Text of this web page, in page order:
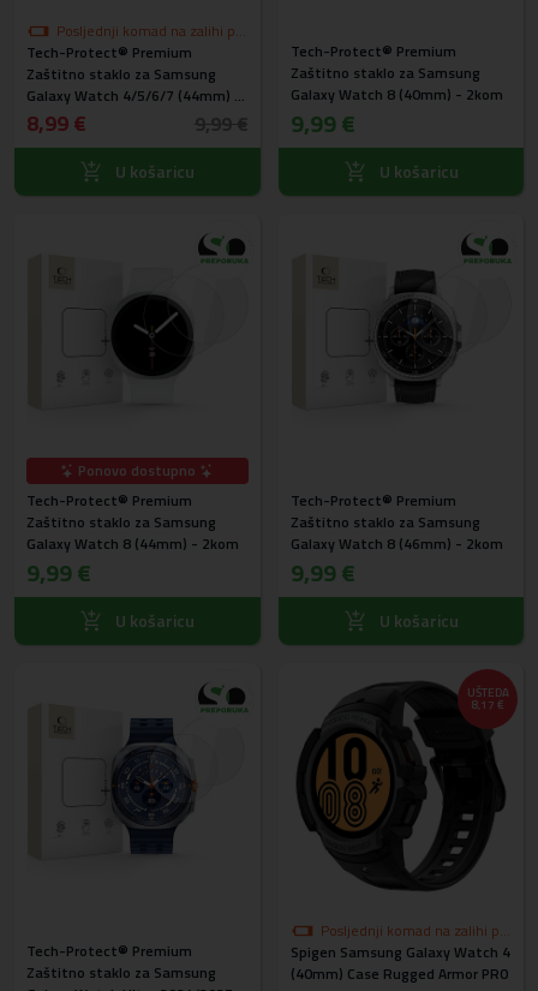
Posljednji komad na zalihi po
akcijskoj cijeni
Tech-Protect® Premium
Zaštitno staklo za Samsung
Galaxy Watch 4/5/6/7 (44mm) -
2kom
8,99 €
U košaricu
Tech-Protect® Premium
Zaštitno staklo za Samsung
Galaxy Watch 8 (40mm) - 2kom
9,99 €
U košaricu
Ponovo dostupno
Tech-Protect® Premium
Zaštitno staklo za Samsung
Galaxy Watch 8 (44mm) - 2kom
9,99 €
U košaricu
Tech-Protect® Premium
Zaštitno staklo za Samsung
Galaxy Watch 8 (46mm) - 2kom
9,99 €
U košaricu
Tech-Protect® Premium
Zaštitno staklo za Samsung
UŠTEDA
8,17 €
Posljednji komad na zalihi po
akcijskoj cijeni
Spigen Samsung Galaxy Watch 4
(40mm) Case Rugged Armor PRO